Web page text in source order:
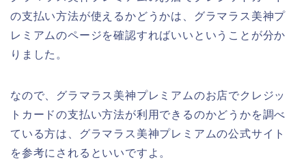
の支払い方法が使えるかどうかは、グラマラス美神プ
レミアムのページを確認すればいいということが分か
りました。
なので、グラマラス美神プレミアムのお店でクレジッ
トカードの支払い方法が利用できるのかどうかを調べ
ている方は、グラマラス美神プレミアムの公式サイト
を参考にされるといいですよ。